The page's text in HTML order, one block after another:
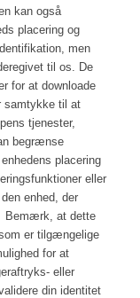
kan også
placering og
men
til os . De
for at downloade
samtykke til at
tjenester,
begrænse
placering
eller
enhed, der
Bemærk, at dette
er tilgængelige
for at
eller
din identitet